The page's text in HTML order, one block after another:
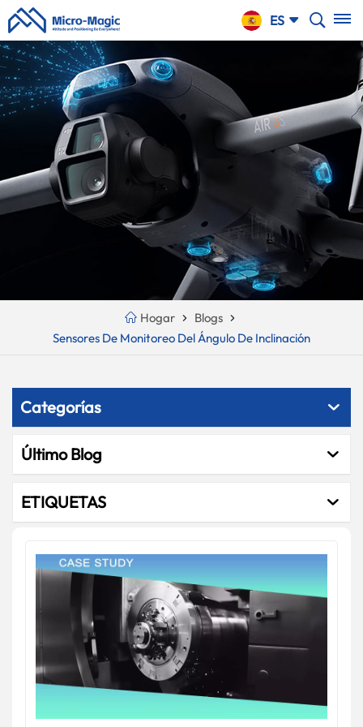
ES
English
русский
Español
بالعربية
CN
Hogar
Blogs
Sensores De Monitoreo Del Ángulo De Inclinación
Categorías
Último Blog
ETIQUETAS
CARRO
DE LA
COMPRA
Empty!